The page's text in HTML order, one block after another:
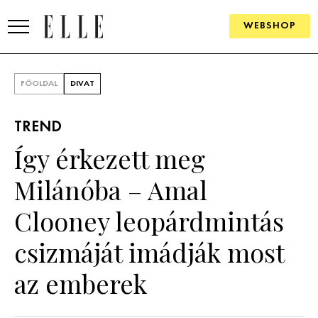
WEBSHOP
SZÉPSÉG
FŐOLDAL DIVAT
TREND
Így érkezett meg
Milánóba – Amal
Clooney leopárdmintás
csizmáját imádják most
az emberek